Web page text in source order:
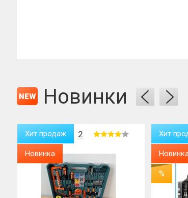
Новинки
2
Хит продаж
Новинка
Хит
%